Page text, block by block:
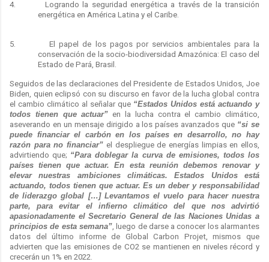
4. Logrando la seguridad energética a través de la transición
energética en América Latina y el Caribe.
5. El papel de los pagos por servicios ambientales para la
conservación de la socio-biodiversidad Amazónica: El caso del
Estado de Pará, Brasil.
Seguidos de las declaraciones del Presidente de Estados Unidos, Joe
Biden, quien eclipsó con su discurso en favor de la lucha global contra
el cambio climático al señalar que “Estados Unidos está actuando y
todos tienen que actuar” en la lucha contra el cambio climático,
aseverando en un mensaje dirigido a los países avanzados que “si se
puede financiar el carbón en los países en desarrollo, no hay
razón para no financiar” el despliegue de energías limpias en ellos,
advirtiendo que; “Para doblegar la curva de emisiones, todos los
países tienen que actuar. En esta reunión debemos renovar y
elevar nuestras ambiciones climáticas. Estados Unidos está
actuando, todos tienen que actuar. Es un deber y responsabilidad
de liderazgo global […] Levantamos el vuelo para hacer nuestra
parte, para evitar el infierno climático del que nos advirtió
apasionadamente el Secretario General de las Naciones Unidas a
principios de esta semana”, luego de darse a conocer los alarmantes
datos del último informe de Global Carbon Projet, mismos que
advierten que las emisiones de CO2 se mantienen en niveles récord y
crecerán un 1% en 2022.